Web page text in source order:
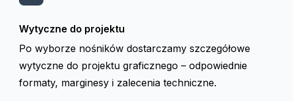
Wytyczne do projektu
Po wyborze nośników dostarczamy szczegółowe
wytyczne do projektu graficznego – odpowiednie
formaty, marginesy i zalecenia techniczne.